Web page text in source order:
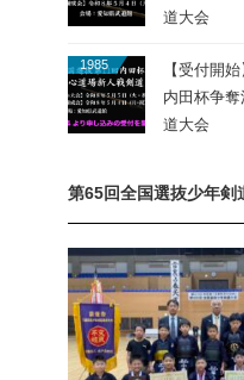
道大会
1985
【受付開
内田杯争
道大会
第65回全国選抜少年剣